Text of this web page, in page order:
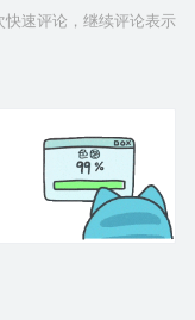
速评论，继续评论表示